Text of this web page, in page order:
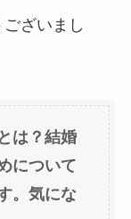
ざいまし
は？結婚
について
。気にな